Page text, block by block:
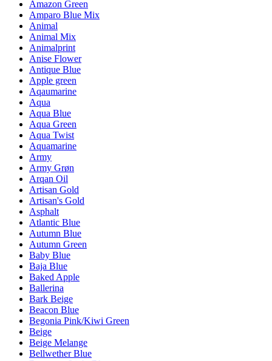
Amazon Green
Amparo Blue Mix
Animal
Animal Mix
Animalprint
Anise Flower
Antique Blue
Apple green
Aqaumarine
Aqua
Aqua Blue
Aqua Green
Aqua Twist
Aquamarine
Army
Army Grøn
Arqan Oil
Artisan Gold
Artisan's Gold
Asphalt
Atlantic Blue
Autumn Blue
Autumn Green
Baby Blue
Baja Blue
Baked Apple
Ballerina
Bark Beige
Beacon Blue
Begonia Pink/Kiwi Green
Beige
Beige Melange
Bellwether Blue